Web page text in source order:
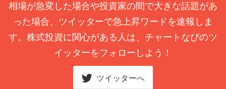
相場が急変した場合や投資家の間で大きな話題があ
った場合、ツイッターで急上昇ワードを速報しま
す。株式投資に関心がある人は、チャートなびのツ
イッターをフォローしよう！
ツイッターへ